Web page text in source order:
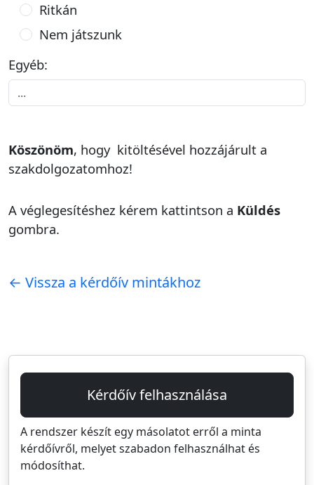
Ritkán
Nem játszunk
Egyéb:
Köszönöm, hogy kitöltésével hozzájárult a
szakdolgozatomhoz!
A véglegesítéshez kérem kattintson a Küldés
gombra.
← Vissza a kérdőív mintákhoz
Kérdőív felhasználása
A rendszer készít egy másolatot erről a minta
kérdőívről, melyet szabadon felhasználhat és
módosíthat.